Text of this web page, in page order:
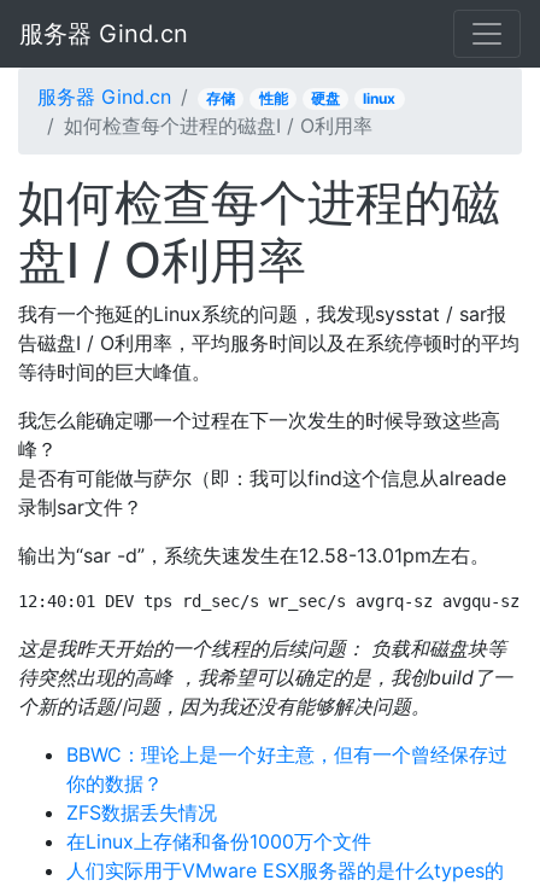
服务器 Gind.cn
服务器 Gind.cn 存储 性能 硬盘 linux
如何检查每个进程的磁盘I / O利用率
如何检查每个进程的磁
盘I / O利用率
我有一个拖延的Linux系统的问题，我发现sysstat / sar报
告磁盘I / O利用率，平均服务时间以及在系统停顿时的平均
等待时间的巨大峰值。
我怎么能确定哪一个过程在下一次发生的时候导致这些高
峰？
是否有可能做与萨尔（即：我可以find这个信息从alreade
录制sar文件？
输出为“sar -d”，系统失速发生在12.58-13.01pm左右。
12:40:01 DEV tps rd_sec/s wr_sec/s avgrq-sz avgqu-
这是我昨天开始的一个线程的后续问题： 负载和磁盘块等
待突然出现的高峰 ，我希望可以确定的是，我创build了一
个新的话题/问题，因为我还没有能够解决问题。
BBWC：理论上是一个好主意，但有一个曾经保存过
你的数据？
ZFS数据丢失情况
在Linux上存储和备份1000万个文件
人们实际用于VMware ESX服务器的是什么types的